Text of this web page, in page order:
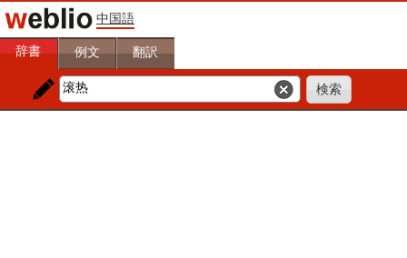
中国語
辞書 例文 翻訳